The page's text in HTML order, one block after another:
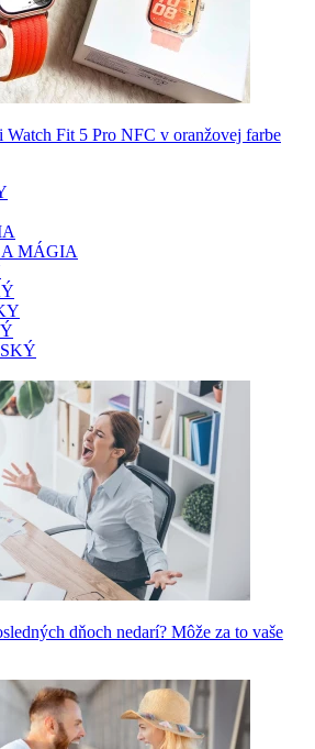
Watch Fit 5 Pro NFC v oranžovej farbe
MÁGIA
dňoch nedarí? Môže za to vaše